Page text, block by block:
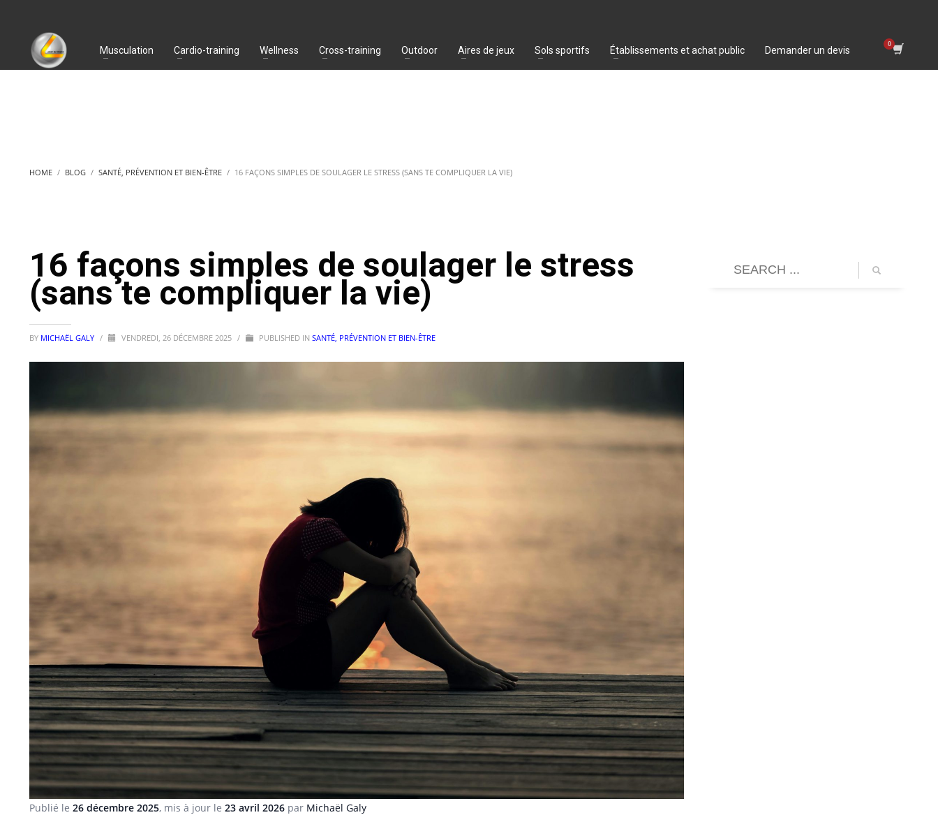
Musculation Cardio-training Wellness Cross-training Outdoor Aires de jeux Sols sportifs Établissements et achat public Demander un devis
HOME BLOG SANTÉ, PRÉVENTION ET BIEN-ÊTRE 16 FAÇONS SIMPLES DE SOULAGER LE STRESS (SANS TE COMPLIQUER LA VIE)
16 façons simples de soulager le stress
(sans te compliquer la vie)
BY MICHAËL GALY / VENDREDI, 26 DÉCEMBRE 2025 / PUBLISHED IN SANTÉ, PRÉVENTION ET BIEN-ÊTRE
Publié le 26 décembre 2025, mis à jour le 23 avril 2026 par Michaël Galy